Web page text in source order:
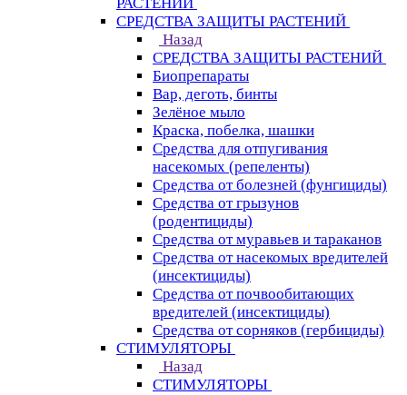
СРЕДСТВА ЗАЩИТЫ РАСТЕНИЙ
Назад
СРЕДСТВА ЗАЩИТЫ РАСТЕНИЙ
Биопрепараты
Вар, деготь, бинты
Зелёное мыло
Краска, побелка, шашки
Средства для отпугивания
насекомых (репеленты)
Средства от болезней (фунгициды)
Средства от грызунов
(родентициды)
Средства от муравьев и тараканов
Средства от насекомых вредителей
(инсектициды)
Средства от почвообитающих
вредителей (инсектициды)
Средства от сорняков (гербициды)
СТИМУЛЯТОРЫ
Назад
СТИМУЛЯТОРЫ